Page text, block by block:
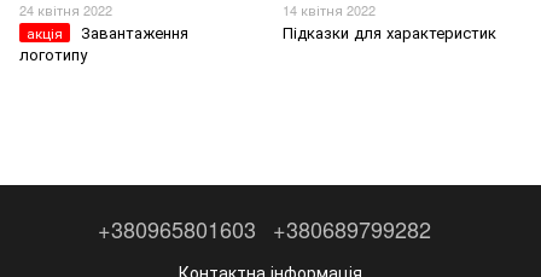
24 квітня 2022
акція
Завантаження
логотипу
14 квітня 2022
Підказки для характеристик
+380965801603 +380689799282
Контактна інформація